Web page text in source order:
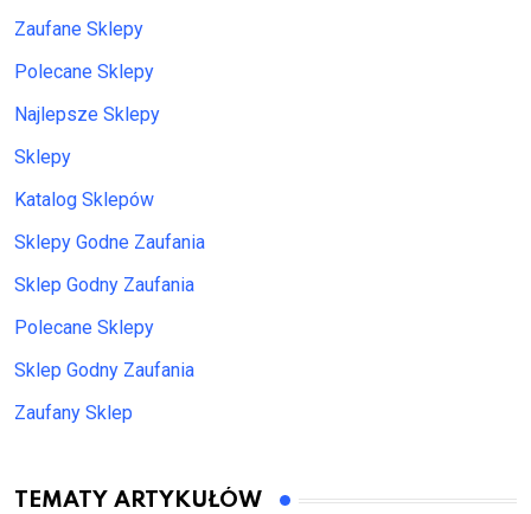
Zaufane Sklepy
Polecane Sklepy
Najlepsze Sklepy
Sklepy
Katalog Sklepów
Sklepy Godne Zaufania
Sklep Godny Zaufania
Polecane Sklepy
Sklep Godny Zaufania
Zaufany Sklep
TEMATY ARTYKUŁÓW